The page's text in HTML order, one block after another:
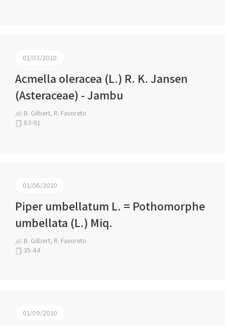
01/03/2010
Acmella oleracea (L.) R. K. Jansen
(Asteraceae) - Jambu
B. Gilbert, R. Favoreto
83-91
01/06/2010
Piper umbellatum L. = Pothomorphe
umbellata (L.) Miq.
B. Gilbert, R. Favoreto
35-44
01/09/2010